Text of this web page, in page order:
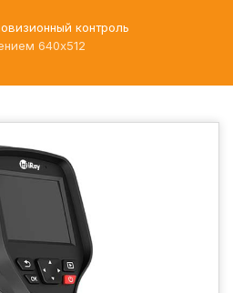
контроль
640х512